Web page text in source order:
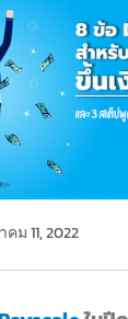
ม 11, 2022